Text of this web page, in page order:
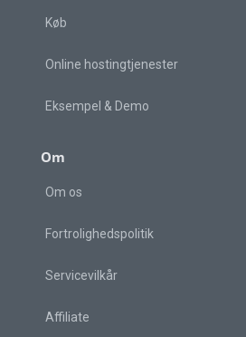
Køb
Online hostingtjenester
Eksempel & Demo
Om
Om os
Fortrolighedspolitik
Servicevilkår
Affiliate